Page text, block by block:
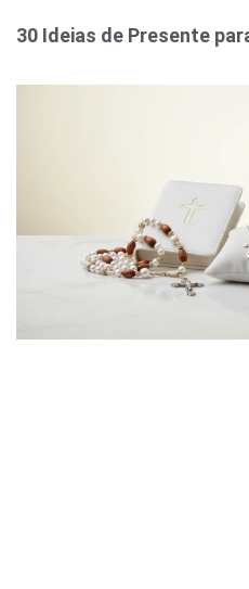
30 Ideias de Presente